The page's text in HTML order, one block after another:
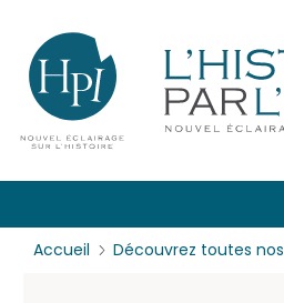
Menu
secondaire
(header)
Accueil Découvrez toutes